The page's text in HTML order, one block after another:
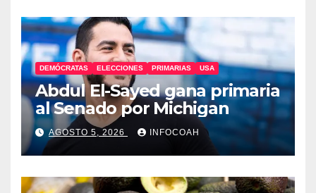
DEMÓCRATAS ELECCIONES PRIMARIAS USA
Abdul El-Sayed gana primaria
al Senado por Michigan
AGOSTO 5, 2026 INFOCOAH